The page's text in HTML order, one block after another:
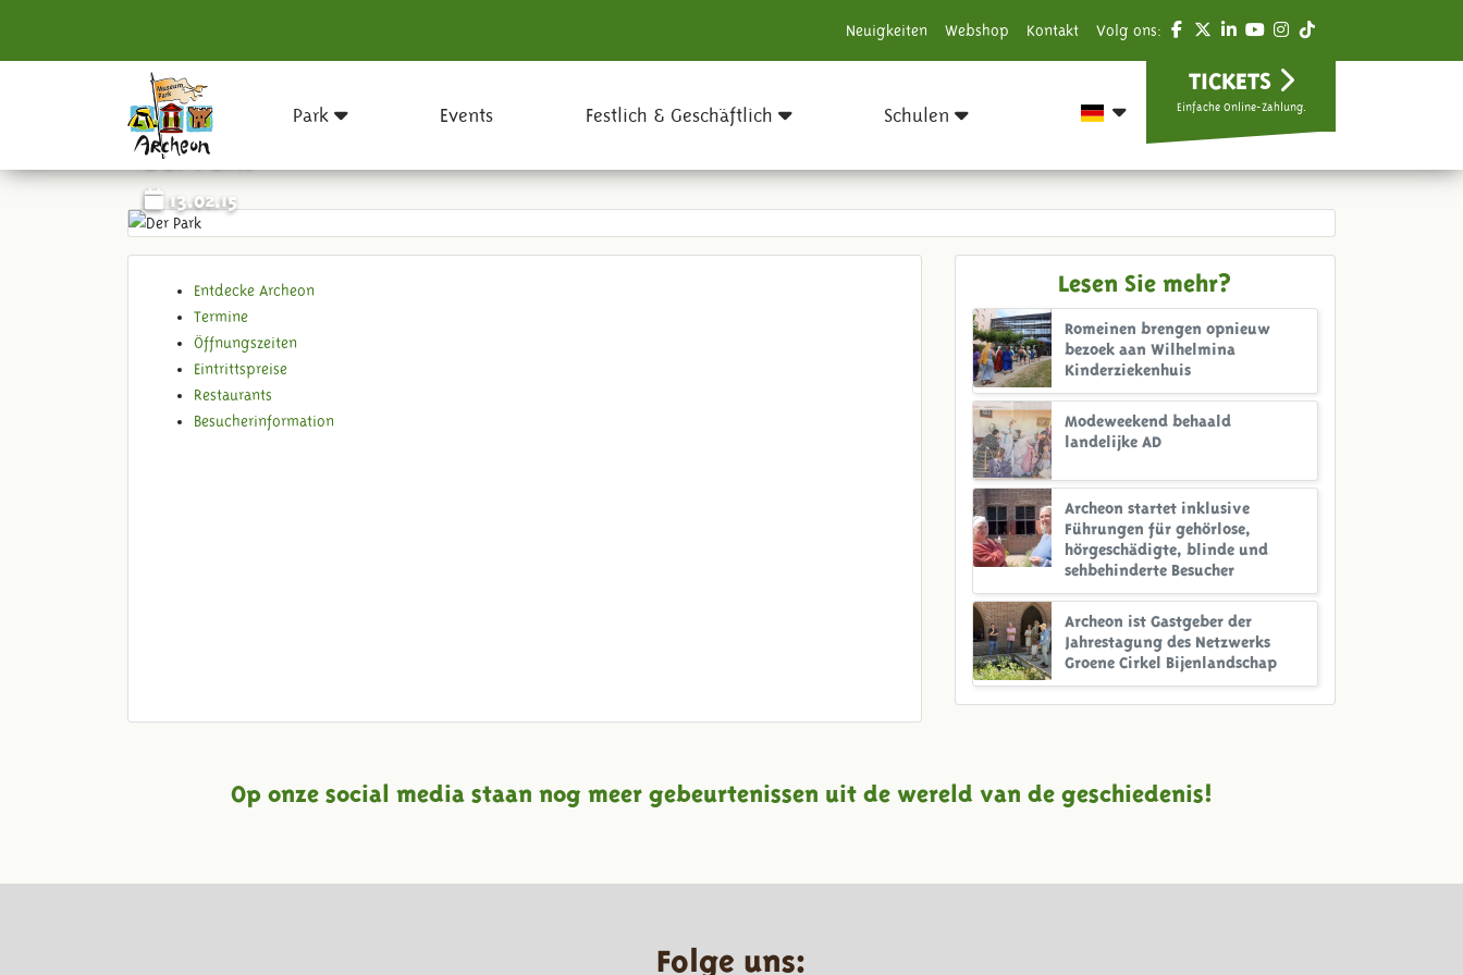
Neuigkeiten Webshop Kontakt Volg ons:
Park Events Festlich & Geschäftlich Schulen
TICKETS
Einfache Online-Zahlung.
Der Park
13.02.15
Entdecke Archeon
Termine
Öffnungszeiten
Eintrittspreise
Restaurants
Besucherinformation
Lesen Sie mehr?
Romeinen brengen opnieuw
bezoek aan Wilhelmina
Kinderziekenhuis
Modeweekend behaald
landelijke AD
Archeon startet inklusive
Führungen für gehörlose,
hörgeschädigte, blinde und
sehbehinderte Besucher
Archeon ist Gastgeber der
Jahrestagung des Netzwerks
Groene Cirkel Bijenlandschap
Op onze social media staan nog meer gebeurtenissen uit de wereld van de geschiedenis!
Folge uns: